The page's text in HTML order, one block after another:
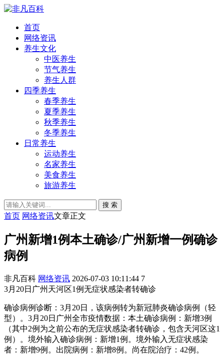
首页
网络资讯
养生文化
中医养生
节气养生
养生人群
四季养生
春季养生
夏季养生
秋季养生
冬季养生
日常养生
运动养生
名家养生
美食养生
旅游养生
搜 索
首页 网络资讯文章正文
广州新增1例本土确诊/广州新增一例确诊
病例
非凡百科 网络资讯 2026-07-03 10:11:44 7
3月20日广州天河区1例无症状感染者转确诊
确诊病例诊断：3月20日，该病例转为新冠肺炎确诊病例（轻
型）。3月20日广州全市疫情数据：本土确诊病例：新增3例
（其中2例为之前公布的无症状感染者转确诊，包含天河区这1
例）。境外输入确诊病例：新增1例。境外输入无症状感染
者：新增9例。出院病例：新增8例。尚在院治疗：42例。